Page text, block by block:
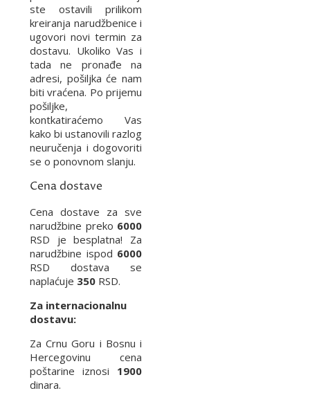
ste ostavili prilikom
kreiranja narudžbenice i
ugovori novi termin za
dostavu. Ukoliko Vas i
tada ne pronađe na
adresi, pošiljka će nam
biti vraćena. Po prijemu
pošiljke,
kontkatiraćemo Vas
kako bi ustanovili razlog
neuručenja i dogovoriti
se o ponovnom slanju.
Cena dostave
Cena dostave za sve
narudžbine preko 6000
RSD je besplatna! Za
narudžbine ispod 6000
RSD dostava se
naplaćuje 350 RSD.
Za internacionalnu
dostavu:
Za Crnu Goru i Bosnu i
Hercegovinu cena
poštarine iznosi 1900
dinara.